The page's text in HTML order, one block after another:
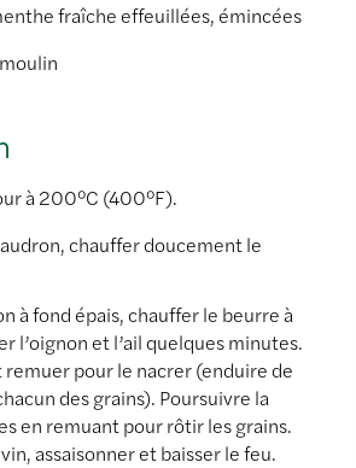
fraîche effeuillées, émincées
à 200°C (400°F).
chauffer doucement le
à fond épais, chauffer le beurre à
l’oignon et l’ail quelques minutes.
remuer pour le nacrer (enduire de
des grains). Poursuivre la
en remuant pour rôtir les grains.
assaisonner et baisser le feu.